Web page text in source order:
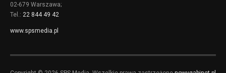
02-679 Warszawa;
Tel.: 22 844 49 42
www.spsmedia.pl